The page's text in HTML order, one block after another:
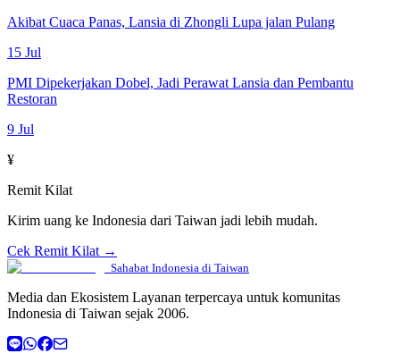
Akibat Cuaca Panas, Lansia di Zhongli Lupa jalan Pulang
15 Jul
PMI Dipekerjakan Dobel, Jadi Perawat Lansia dan Pembantu
Restoran
9 Jul
¥
Remit Kilat
Kirim uang ke Indonesia dari Taiwan jadi lebih mudah.
Cek Remit Kilat →
Sahabat Indonesia di Taiwan
Media dan Ekosistem Layanan terpercaya untuk komunitas
Indonesia di Taiwan sejak 2006.